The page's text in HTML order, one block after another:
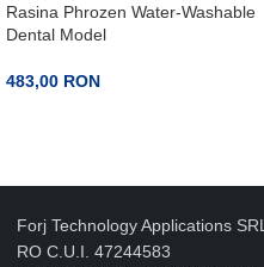
Rasina Phrozen Water-Washable
Dental Model
483,00 RON
Forj Technology Applications SRL
RO C.U.I. 47244583